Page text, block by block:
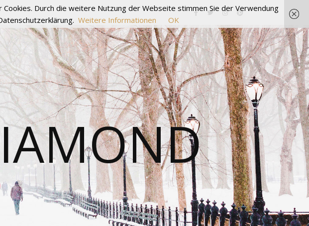
Durch die weitere Nutzung der Webseite stimmen Sie der Verwendung
Weitere Informationen OK